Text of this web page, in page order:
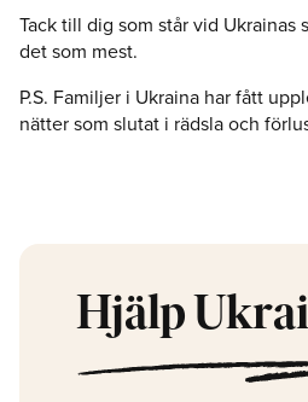
Tack till dig som står vid Ukrainas
det som mest.
P.S. Familjer i Ukraina har fått
nätter som slutat i rädsla och
Hjälp